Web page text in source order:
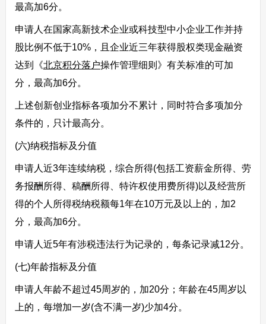
最高加6分。
申请人在国家高新技术企业或科技型中小企业工作并持
股比例不低于10%，且企业近三年获得股权类现金融资
达到《北京积分落户操作管理细则》有关标准的可加
分，最高加6分。
上述创新创业指标各项加分不累计，同时符合多项加分
条件的，只计最高分。
(六)纳税指标及分值
申请人近3年连续纳税，综合所得(包括工资薪金所得、劳
务报酬所得、稿酬所得、特许权使用费所得)以及经营所
得的个人所得税纳税额每1年在10万元及以上的，加2
分，最高加6分。
申请人近5年有涉税违法行为记录的，每条记录减12分。
(七)年龄指标及分值
申请人年龄不超过45周岁的，加20分；年龄在45周岁以
上的，每增加一岁(含不满一岁)少加4分。